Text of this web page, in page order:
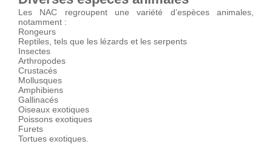
Les NAC regroupent une variété d’espèces animales,
notamment :
Rongeurs
Reptiles, tels que les lézards et les serpents
Insectes
Arthropodes
Crustacés
Mollusques
Amphibiens
Gallinacés
Oiseaux exotiques
Poissons exotiques
Furets
Tortues exotiques.